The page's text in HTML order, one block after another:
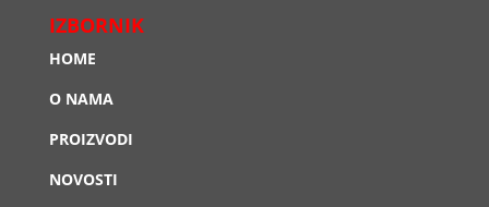
IZBORNIK
HOME
O NAMA
PROIZVODI
NOVOSTI